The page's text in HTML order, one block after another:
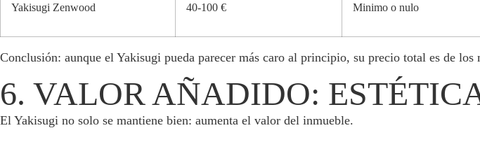
Yakisugi Zenwood 40-100 € Minimo o nulo
Conclusión: aunque el Yakisugi pueda parecer más caro al principio, su precio total es de
6. VALOR AÑADIDO:
El Yakisugi no solo se mantiene bien: aumenta el valor del inmueble.